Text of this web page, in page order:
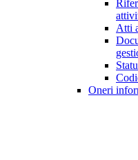
Atti
Oneri